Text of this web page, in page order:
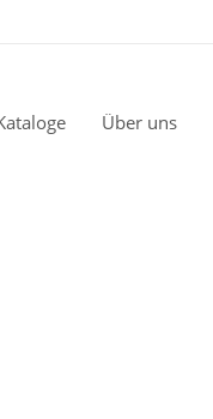
Über uns